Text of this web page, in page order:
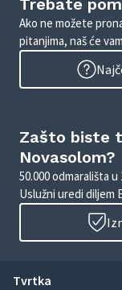
Trebate
Ako ne možete
pitanjima, naš će
Zašto biste
Novasolom?
50.000 odmarališta u
Uslužni uredi diljem
Tvrtka